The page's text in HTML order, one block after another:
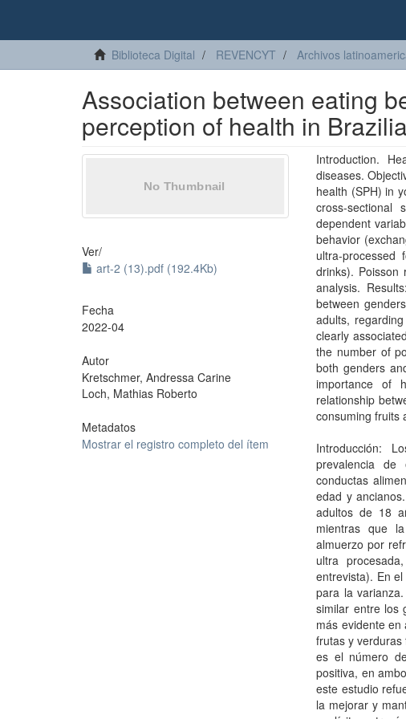
Biblioteca Digital REVENCYT Archivos
Association between eating
perception of health in
Ver/
art-2 (13).pdf (192.4Kb)
Fecha
2022-04
Autor
Kretschmer, Andressa Carine
Loch, Mathias Roberto
Metadatos
Mostrar el registro completo del ítem
Introduction.
diseases.
health (SPH) in
cross-
dependent
behavior
ultra-processed
drinks). Poisson
analysis.
between
adults,
clearly
the number of
both genders
importance of
relationship
consuming fruits
Introducción:
prevalencia de
conductas
edad y
adultos de 18
mientras que
almuerzo por
ultra
entrevista). En
para la
similar entre los
más evidente en
frutas y
es el número
positiva, en
este estudio
la mejorar y